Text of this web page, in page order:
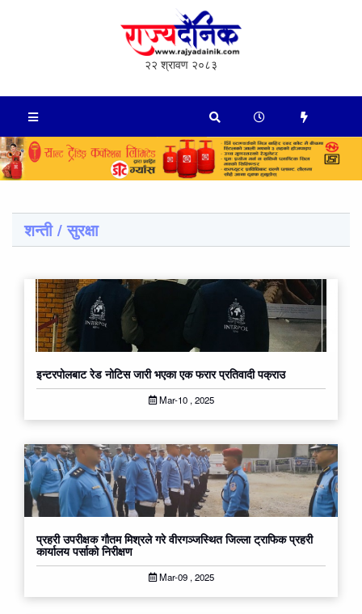
२२ श्रावण २०८३
शन्ती / सुरक्षा
इन्टरपोलबाट रेड नोटिस जारी भएका एक फरार प्रतिवादी पक्राउ
Mar-10 , 2025
प्रहरी उपरीक्षक गौतम मिश्रले गरे वीरगञ्जस्थित जिल्ला ट्राफिक प्रहरी
कार्यालय पर्साको निरीक्षण
Mar-09 , 2025